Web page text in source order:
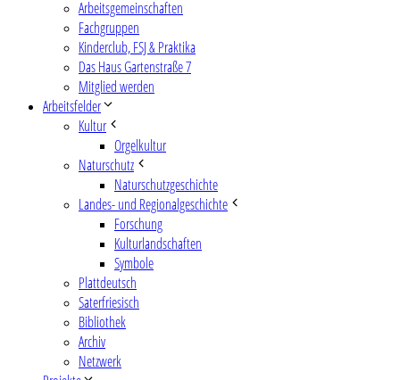
Arbeitsgemeinschaften
Fachgruppen
Kinderclub, FSJ & Praktika
Das Haus Gartenstraße 7
Mitglied werden
Arbeitsfelder
Kultur
Orgelkultur
Naturschutz
Naturschutzgeschichte
Landes- und Regionalgeschichte
Forschung
Kulturlandschaften
Symbole
Plattdeutsch
Saterfriesisch
Bibliothek
Archiv
Netzwerk